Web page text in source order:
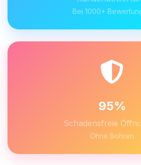
Bei 1000+
95%
Schadensfreie
Ohne Bohren